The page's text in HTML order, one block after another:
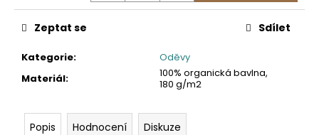
Kategorie:
Oděvy
Materiál:
100% organická bavlna,
180 g/m2
Zeptat se Sdílet
Popis Hodnocení Diskuze
ODEPÍNACÍ
NOHAVICE
057,85
Kč